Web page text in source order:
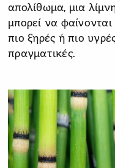
απολίθωμα, μια
μπορεί να
πιο ξηρές ή πιο
πραγματικές.